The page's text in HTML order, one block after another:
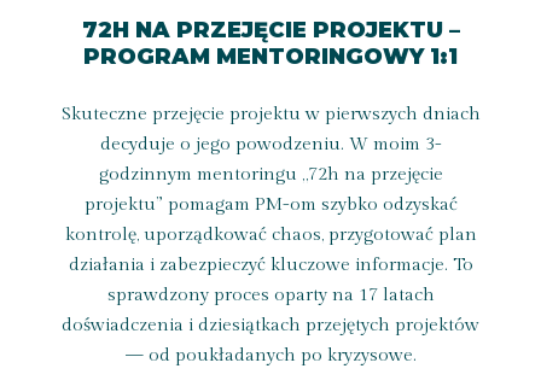
72H NA PRZEJĘCIE PROJEKTU –
PROGRAM MENTORINGOWY 1:1
Skuteczne przejęcie projektu w pierwszych dniach
decyduje o jego powodzeniu. W moim 3-
godzinnym mentoringu „72h na przejęcie
projektu” pomagam PM-om szybko odzyskać
kontrolę, uporządkować chaos, przygotować plan
działania i zabezpieczyć kluczowe informacje. To
sprawdzony proces oparty na 17 latach
doświadczenia i dziesiątkach przejętych projektów
— od poukładanych po kryzysowe.